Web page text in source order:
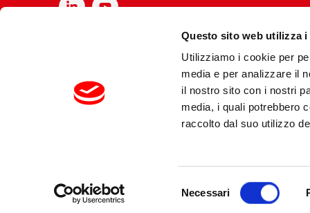
Questo sito web utilizza i
Utilizziamo i cookie per
media e per analizzare il
il nostro sito con i nostri
media, i quali potrebbero
raccolto dal suo utilizzo
Necessari